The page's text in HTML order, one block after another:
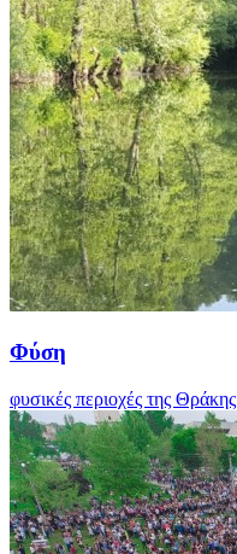
Φύση
φυσικές περιοχές της Θράκης